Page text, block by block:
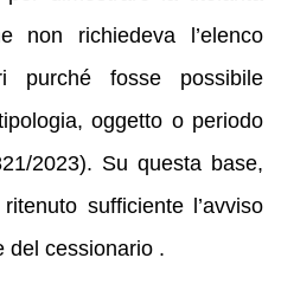
non richiedeva l’elenco
purché fosse possibile
oggetto o periodo
2023). Su questa base,
sufficiente l’avviso
del cessionario .